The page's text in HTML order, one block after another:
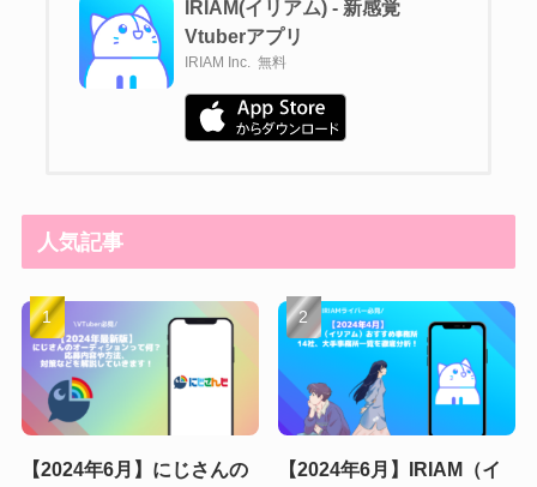
IRIAM(イリアム) - 新感覚
Vtuberアプリ
IRIAM Inc. 無料
人気記事
【2024年6月】にじさんの
【2024年6月】IRIAM（イ